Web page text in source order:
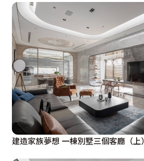
建造家族夢想 一棟別墅三個客廳（上）